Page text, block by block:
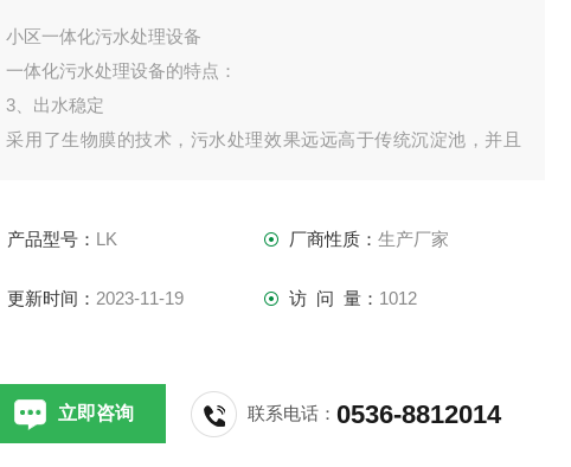
小区一体化污水处理设备
一体化污水处理设备的特点：
3、出水稳定
采用了生物膜的技术，污水处理效果远远高于传统沉淀池，并且
广的优势。
产品型号： LK 厂商性质： 生产厂家
更新时间： 2023-11-19 访 问 量： 1012
立即咨询 联系电话：0536-8812014